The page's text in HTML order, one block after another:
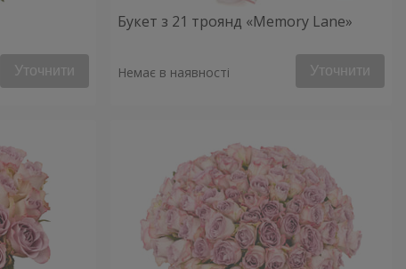
Уточнити
Букет з 21 троянд «Memory Lane»
Немає в наявності Уточнити